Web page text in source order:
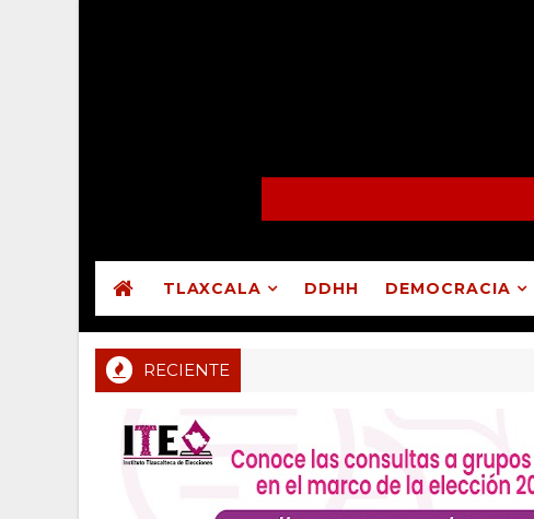
TLAXCALA DDHH DEMOCRACIA
RECIENTE